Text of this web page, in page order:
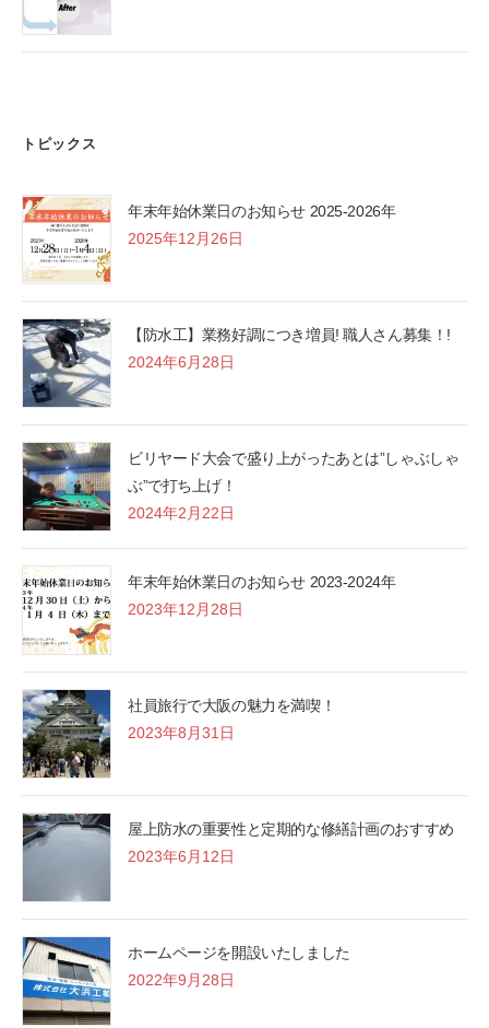
トピックス
年末年始休業日のお知らせ 2025-2026年
2025年12月26日
【防水工】業務好調につき増員! 職人さん募集！!
2024年6月28日
ビリヤード大会で盛り上がったあとは”しゃぶしゃ
ぶ”で打ち上げ！
2024年2月22日
年末年始休業日のお知らせ 2023-2024年
2023年12月28日
社員旅行で大阪の魅力を満喫！
2023年8月31日
屋上防水の重要性と定期的な修繕計画のおすすめ
2023年6月12日
ホームページを開設いたしました
2022年9月28日